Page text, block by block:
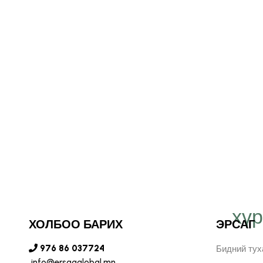
компанид
хязгааргүй
ХОЛБОО БАРИХ
976 86 037724
ЭРСАГ
Бидний